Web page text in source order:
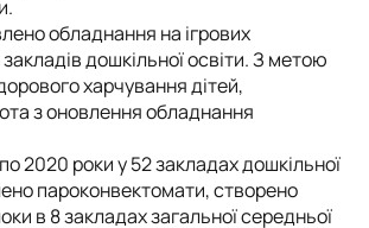
обладнання на ігрових
дошкільної освіти. З метою
харчування дітей,
з оновлення обладнання
2020 роки у 52 закладах дошкільної
пароконвектомати, створено
в 8 закладах загальної середньої